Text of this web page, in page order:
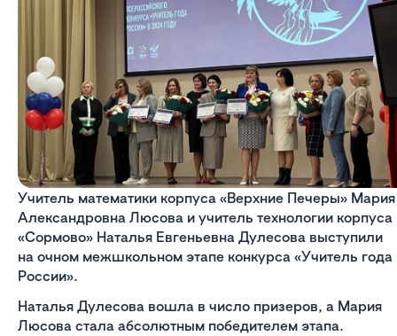
Учитель математики корпуса «Верхние Печеры» Мария
Александровна Люсова и учитель технологии корпуса
«Сормово» Наталья Евгеньевна Дулесова выступили
на очном межшкольном этапе конкурса «Учитель года
России».
Наталья Дулесова вошла в число призеров, а Мария
Люсова стала абсолютным победителем этапа.